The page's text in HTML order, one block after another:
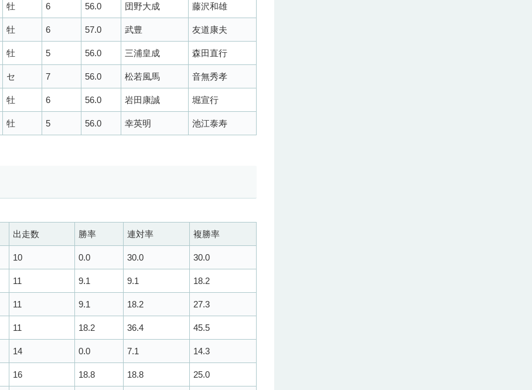
牡 6 56.0 団野大成 藤沢和雄
牡 6 57.0 武豊 友道康夫
牡 5 56.0 三浦皇成 森田直行
セ 7 56.0 松若風馬 音無秀孝
牡 6 56.0 岩田康誠 堀宣行
牡 5 56.0 幸英明 池江泰寿
出走数 勝率 連対率 複勝率
10 0.0 30.0 30.0
11 9.1 9.1 18.2
11 9.1 18.2 27.3
11 18.2 36.4 45.5
14 0.0 7.1 14.3
16 18.8 18.8 25.0